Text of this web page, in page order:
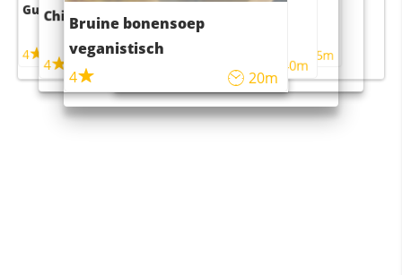
Guacamole
4
Chili con carne
4 45m
Bruine bonensoep
veganistisch
4
20m
Sushi rijstsalade
maaltijdsalade
40m
4 55m